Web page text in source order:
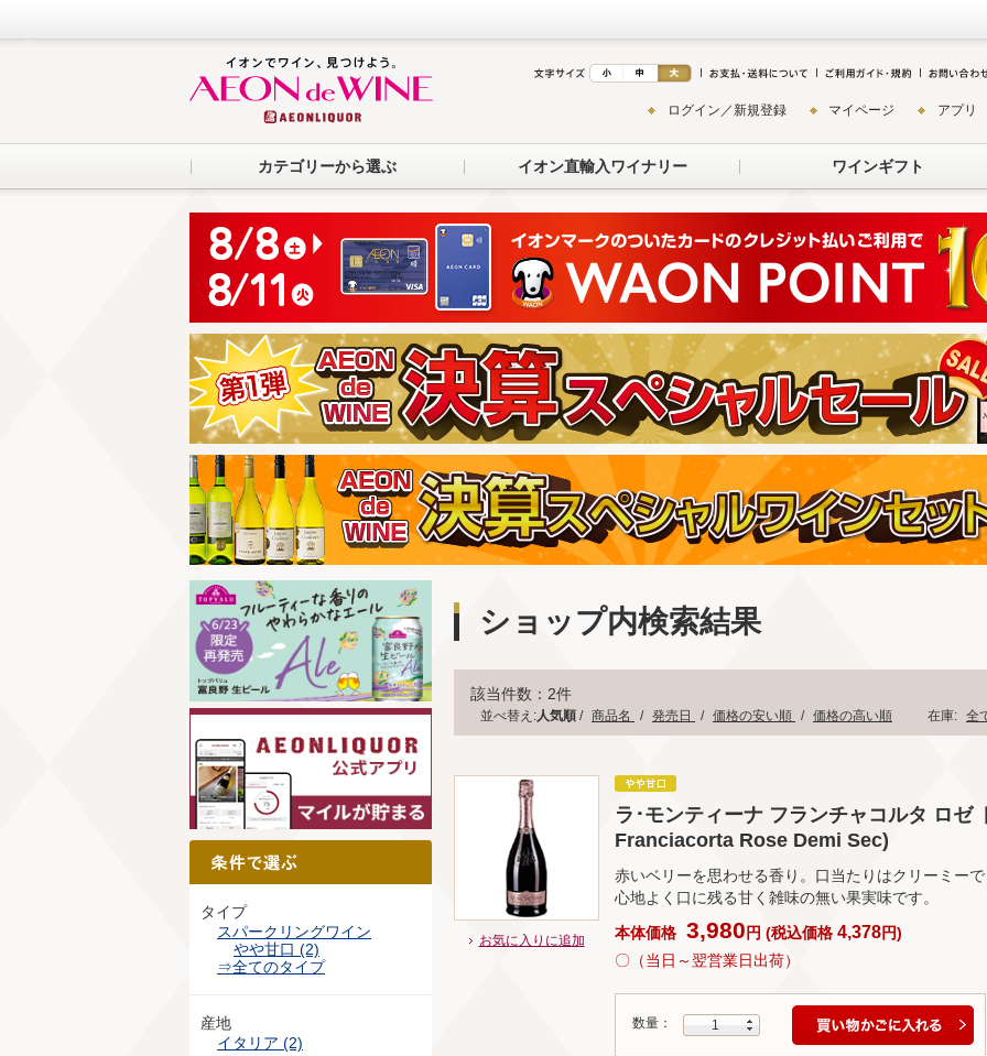
ログイン／新規登録 マイページ アプリ
カテゴリーから選ぶ イオン直輸入ワイナリー ワインギフト
ショップ内検索結果
該当件数：2件
並べ替え:人気順 / 商品名 / 発売日 / 価格の安い順 / 価格の高い順 在庫: 全
お気に入りに追加
ラ･モンティーナ フランチャコルタ ロゼ
Franciacorta Rose Demi Sec)
赤いベリーを思わせる香り。口当たりはクリーミー
心地よく口に残る甘く雑味の無い果実味です。
本体価格 3,980 円 (税込価格4,378円)
〇（当日～翌営業日出荷）
数量： 1
タイプ
スパークリングワイン
やや甘口 (2)
⇒全てのタイプ
産地
イタリア (2)